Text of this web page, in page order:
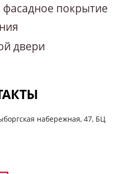
покрытие
двери
набережная, 47, БЦ